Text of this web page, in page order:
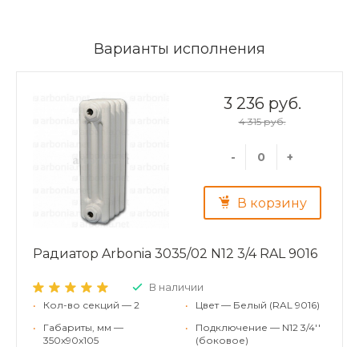
Варианты исполнения
3 236 руб.
4 315 руб.
- +
В корзину
Радиатор Arbonia 3035/02 N12 3/4 RAL 9016
В наличии
•
Кол-во секций — 2
•
Габариты, мм —
350x90x105
•
Цвет — Белый (RAL 9016)
•
Подключение — N12 3/4''
(боковое)